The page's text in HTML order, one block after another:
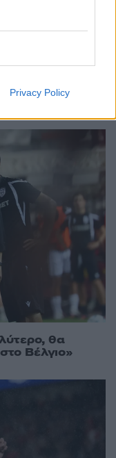
Privacy Policy
θα
Βέλγιο»